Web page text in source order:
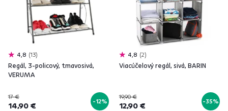
4,8 13
Regál, 3-policový, tmavosivá,
VERUMA
17 €
14,90 € -12%
4,8 2
Viacúčelový regál, sivá, BARIN
19,90 €
12,90 € -35%